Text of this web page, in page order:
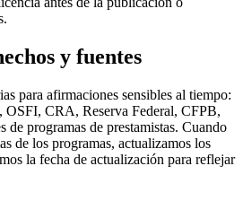
y fuentes
para afirmaciones sensibles al tiempo:
CRA, Reserva Federal, CFPB,
programas de prestamistas. Cuando
de los programas, actualizamos los
la fecha de actualización para reflejar